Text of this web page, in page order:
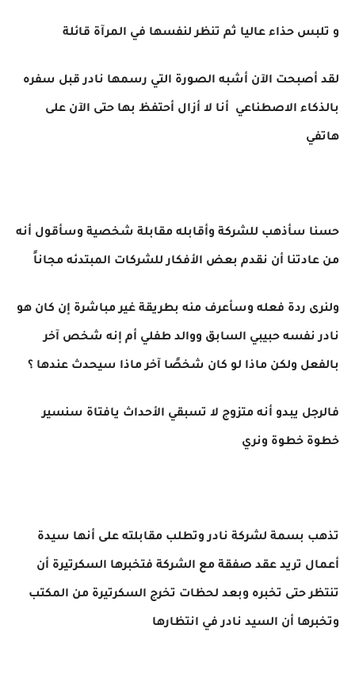
و تلبس حذاء عاليا ثم تنظر لنفسها في المرآة قائلة
لقد أصبحت الآن أشبه الصورة التي رسمها نادر قبل سفره
بالذكاء الاصطناعي أنا لا أزال أحتفظ بها حتى الآن على
هاتفي
حسنا سأذهب للشركة وأقابله مقابلة شخصية وسأقول أنه
من عادتنا أن نقدم بعض الأفكار للشركات المبتدئه مجاناً
ولنرى ردة فعله وسأعرف منه بطريقة غير مباشرة إن كان هو
نادر نفسه حبيبي السابق ووالد طفلي أم إنه شخص آخر
بالفعل ولكن ماذا لو كان شخصًا آخر ماذا سيحدث عندها ؟
فالرجل يبدو أنه متزوج لا تسبقي الأحداث يافتاة سنسير
خطوة خطوة ونري
تذهب بسمة لشركة نادر وتطلب مقابلته على أنها سيدة
أعمال تريد عقد صفقة مع الشركة فتخبرها السكرتيرة أن
تنتظر حتى تخبره وبعد لحظات تخرج السكرتيرة من المكتب
وتخبرها أن السيد نادر في انتظارها